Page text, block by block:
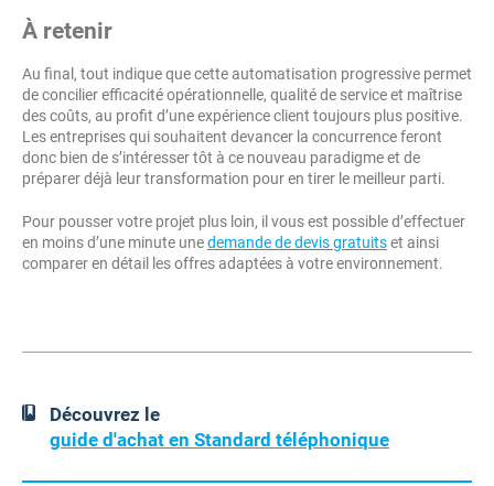
À retenir
Au final, tout indique que cette automatisation progressive permet
de concilier efficacité opérationnelle, qualité de service et maîtrise
des coûts, au profit d’une expérience client toujours plus positive.
Les entreprises qui souhaitent devancer la concurrence feront
donc bien de s’intéresser tôt à ce nouveau paradigme et de
préparer déjà leur transformation pour en tirer le meilleur parti.
Pour pousser votre projet plus loin, il vous est possible d’effectuer
en moins d’une minute unedemande de devis gratuitset ainsi
comparer en détail les offres adaptées à votre environnement.
Découvrez le
guide d'achat en Standard téléphonique